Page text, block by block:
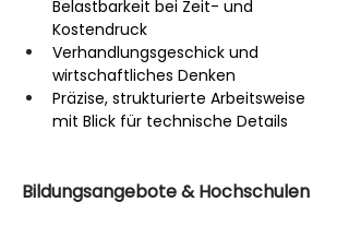
Belastbarkeit bei Zeit- und
Kostendruck
Verhandlungsgeschick und
wirtschaftliches Denken
Präzise, strukturierte Arbeitsweise
mit Blick für technische Details
Bildungsangebote & Hochschulen